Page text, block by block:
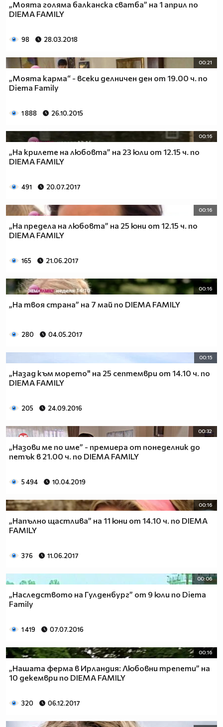
„Моята голяма балканска сватба” на 1 април по
DIEMA FAMILY
98 28.03.2018
00:21
„Моята карма“ - всеки делничен ден от 19.00 ч. по
Diema Family
1 888 26.10.2015
00:16
„На крилете на любовта” на 23 юли от 12.15 ч. по
DIEMA FAMILY
491 20.07.2017
00:16
„На предела на любовта” на 25 юни от 12.15 ч. по
DIEMA FAMILY
165 21.06.2017
00:16
„На твоя страна” на 7 май по DIEMA FAMILY
280 04.05.2017
00:15
„Назад към морето" на 25 септември от 14.10 ч. по
DIEMA FAMILY
205 24.09.2016
00:32
„Назови ме по име” - премиера от понеделник до
петък в 21.00 ч. по DIEMA FAMILY
5 494 10.04.2019
00:16
„Напълно щастлива” на 11 юни от 14.10 ч. по DIEMA
FAMILY
376 11.06.2017
00:06
„Наследството на Гулденбург” от 9 юли по Diema
Family
1 419 07.07.2016
00:16
„Нашата ферма в Ирландия: Любовни трепети” на
10 декември по DIEMA FAMILY
320 06.12.2017